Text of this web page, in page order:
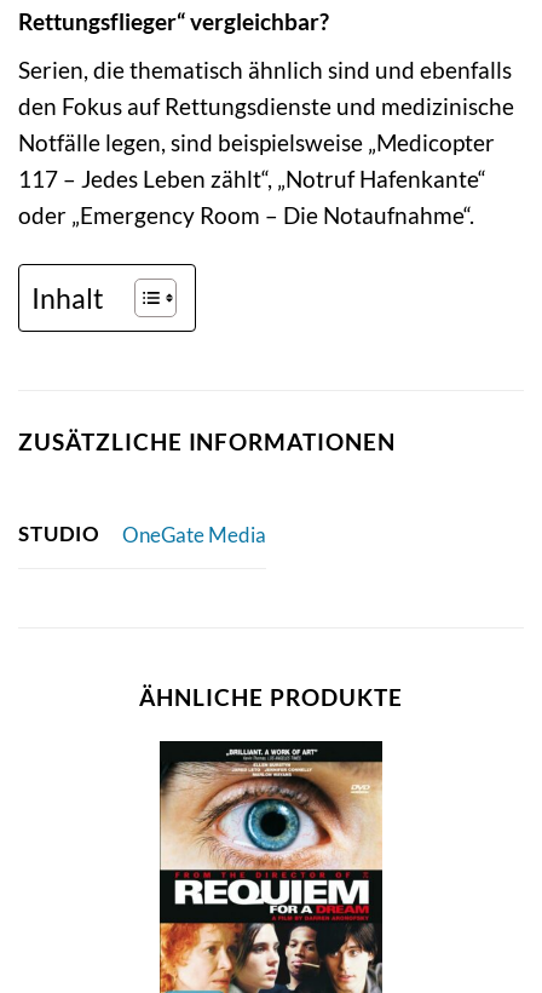
Rettungsflieger“ vergleichbar?
Serien, die thematisch ähnlich sind und ebenfalls
den Fokus auf Rettungsdienste und medizinische
Notfälle legen, sind beispielsweise „Medicopter
117 – Jedes Leben zählt“, „Notruf Hafenkante“
oder „Emergency Room – Die Notaufnahme“.
Inhalt
ZUSÄTZLICHE INFORMATIONEN
STUDIO OneGate Media
ÄHNLICHE PRODUKTE